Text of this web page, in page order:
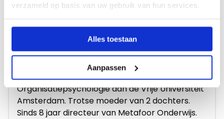
verzameld op basis van uw gebruik van hun services.
Alles toestaan
Aanpassen
AUTEUR
HR-specialist met een passie voor vernieuwend
onderwijs, studeerde Arbeid- en
Organisatiepsychologie aan de Vrije Universiteit
Amsterdam. Trotse moeder van 2 dochters.
Sinds 8 jaar directeur van Metafoor Onderwijs.